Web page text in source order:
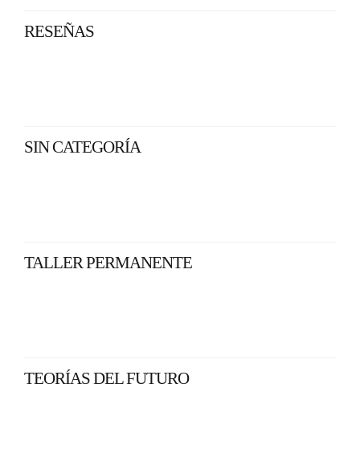
RESEÑAS
SIN CATEGORÍA
TALLER PERMANENTE
TEORÍAS DEL FUTURO